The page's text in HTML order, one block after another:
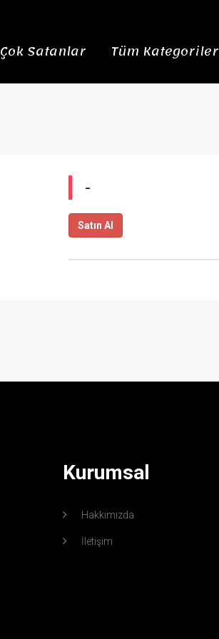
Çok Satanlar Tüm Kategoriler
-
Satın Al
Kurumsal
Hakkımızda
İletişim